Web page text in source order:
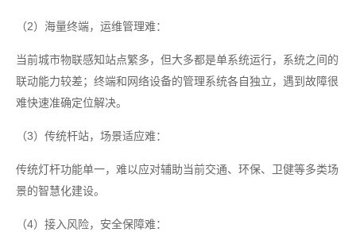
（2）海量终端，运维管理难：
当前城市物联感知站点繁多，但大多都是单系统运行，系统之间的
联动能力较差；终端和网络设备的管理系统各自独立，遇到故障很
难快速准确定位解决。
（3）传统杆站，场景适应难：
传统灯杆功能单一，难以应对辅助当前交通、环保、卫健等多类场
景的智慧化建设。
（4）接入风险，安全保障难：